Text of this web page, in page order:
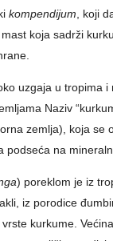
kompendijum , koji
koja sadrži
uzgaja u tropima i
Naziv
zemlja), koja se
podseća na
) poreklom je iz
iz porodice
kurkume.